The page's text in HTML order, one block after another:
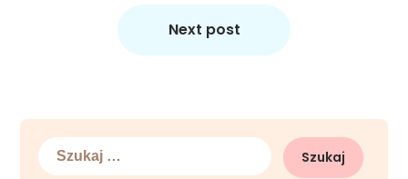
Next post
Szukaj: